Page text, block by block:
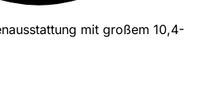
mit großem 10,4-